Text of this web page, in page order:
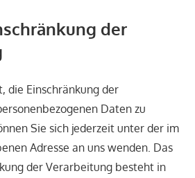
der
die Einschränkung der
Daten zu
Sie sich jederzeit unter der im
Adresse an uns wenden. Das
der Verarbeitung besteht in